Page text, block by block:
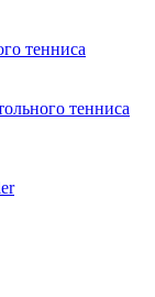
тенниса
тенниса